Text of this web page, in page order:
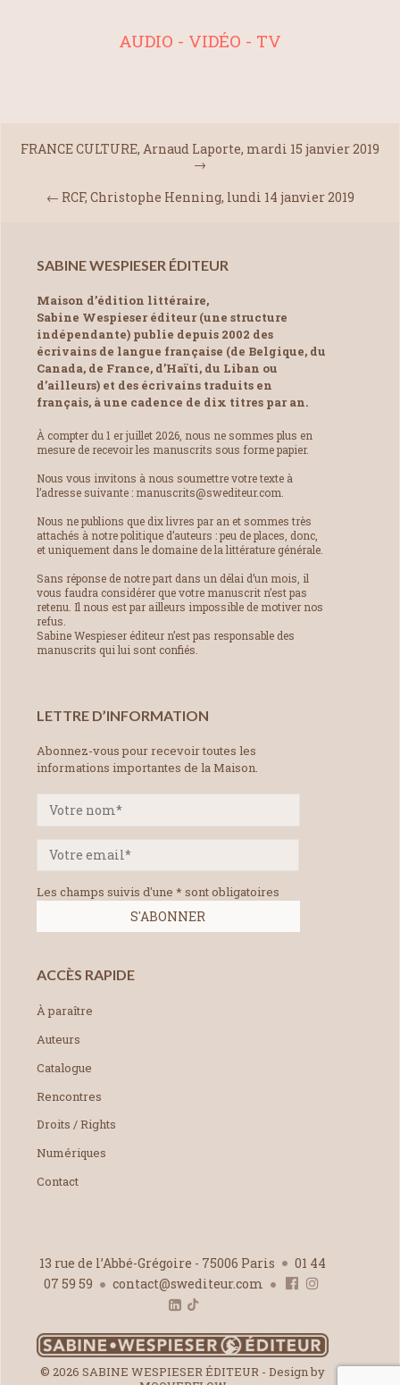
AUDIO - VIDÉO - TV
FRANCE CULTURE, Arnaud Laporte, mardi 15 janvier 2019
→
← RCF, Christophe Henning, lundi 14 janvier 2019
SABINE WESPIESER ÉDITEUR
Maison d’édition littéraire,
Sabine Wespieser éditeur (une structure
indépendante) publie depuis 2002 des
écrivains de langue française (de Belgique, du
Canada, de France, d’Haïti, du Liban ou
d’ailleurs) et des écrivains traduits en
français, à une cadence de dix titres par an.
À compter du 1 er juillet 2026, nous ne sommes plus en
mesure de recevoir les manuscrits sous forme papier.
Nous vous invitons à nous soumettre votre texte à
l’adresse suivante : manuscrits@swediteur.com.
Nous ne publions que dix livres par an et sommes très
attachés à notre politique d’auteurs : peu de places, donc,
et uniquement dans le domaine de la littérature générale.
Sans réponse de notre part dans un délai d’un mois, il
vous faudra considérer que votre manuscrit n’est pas
retenu. Il nous est par ailleurs impossible de motiver nos
refus.
Sabine Wespieser éditeur n’est pas responsable des
manuscrits qui lui sont confiés.
LETTRE D’INFORMATION
Abonnez-vous pour recevoir toutes les
informations importantes de la Maison.
Les champs suivis d'une * sont obligatoires
ACCÈS RAPIDE
À paraître
Auteurs
Catalogue
Rencontres
Droits / Rights
Numériques
Contact
13 rue de l’Abbé-Grégoire - 75006 Paris
01 44
07 59 59
contact@swediteur.com
© 2026 SABINE WESPIESER ÉDITEUR - Design by